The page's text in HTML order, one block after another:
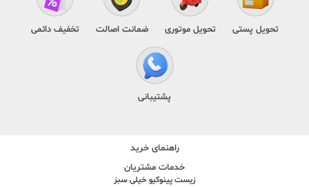
تحویل پستی تحویل موتوری ضمانت اصالت تخفیف دائمی
پشتیبانی
راهنمای خرید
خدمات مشتریان
زیست پینوکیو خیلی سبز